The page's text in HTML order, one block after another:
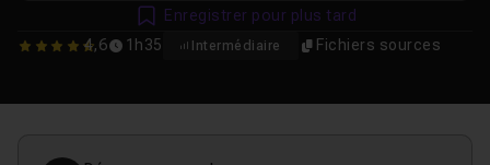
4.6 4,6 1h35 Intermédiaire Fichiers sources
Enregistrer pour plus tard